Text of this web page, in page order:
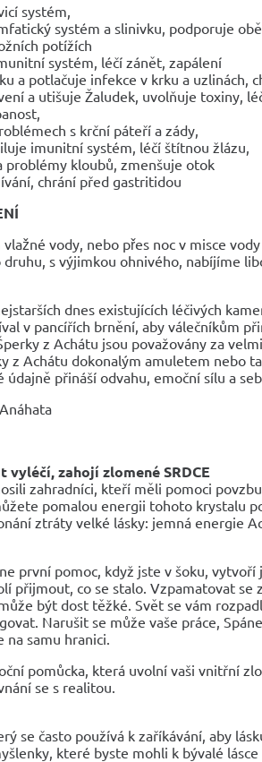
systém,
systém a slinivku, podporuje
potížích
systém, léčí zánět, zapálení
a potlačuje infekce v krku a uzlinách,
a utišuje Žaludek, uvolňuje toxiny,
s krční páteří a zády,
imunitní systém, léčí štítnou žlázu,
problémy kloubů, zmenšuje otok
chrání před gastritidou
vody, nebo přes noc v misce
druhu, s výjimkou ohnivého, nabíjíme
dnes existujících léčivých
v pancířích brnění, aby válečníkům
z Achátu jsou považovány za
z Achátu dokonalým amuletem nebo
údajně přináší odvahu, emoční sílu a
vyléčí, zahojí zlomené SRDCE
zahradníci, kteří měli pomoci
pomalou energii tohoto krystalu
ztráty velké lásky: jemná energie
první pomoc, když jste v šoku, vytvoří
přijmout, co se stalo. Vzpamatovat se
být dost těžké. Svět se vám
Narušit se může vaše práce,
samu hranici.
pomůcka, která uvolní vaši vnitřní
se s realitou.
se často používá k zaříkávání, aby
které byste mohli k bývalé